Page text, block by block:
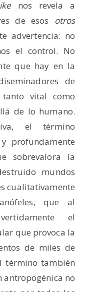
nos revela a
de esos
otros
advertencia: no
el control. No
que hay en la
de
vital como
de lo humano.
el término
profundamente
sobrevalora la
mundos
cualitativamente
que al
el
que provoca la
de miles de
término también
antropogénica no